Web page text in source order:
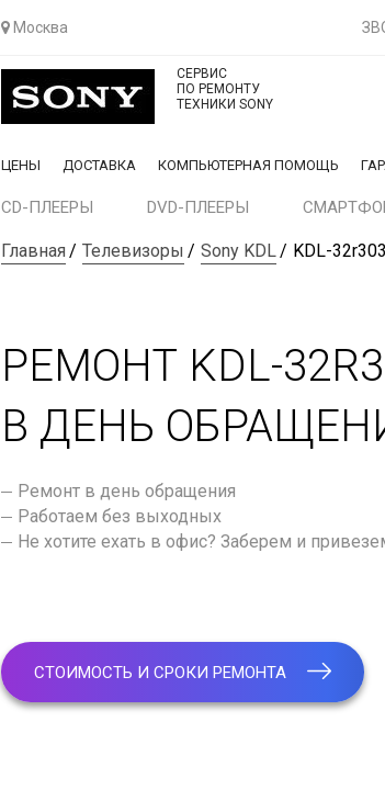
Москва
СЕРВИС
ПО РЕМОНТУ
ТЕХНИКИ SONY
ЦЕНЫ ДОСТАВКА КОМПЬЮТЕРНАЯ ПОМОЩЬ
CD-ПЛЕЕРЫ DVD-ПЛЕЕРЫ
Главная Телевизоры Sony KDL KDL-
РЕМОНТ KDL-
В ДЕНЬ
Ремонт в день обращения
Работаем без выходных
Не хотите ехать в офис? Заберем и
СТОИМОСТЬ И СРОКИ РЕМОНТА